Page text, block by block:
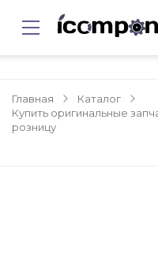
Главная
Каталог
Купить оригинальные
розницу